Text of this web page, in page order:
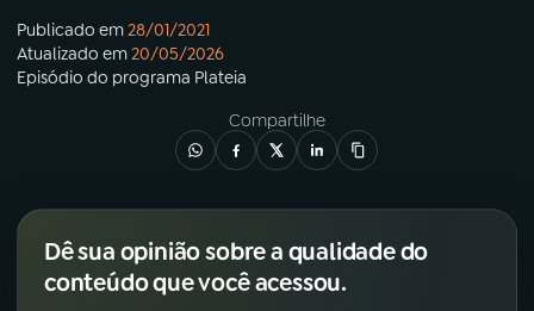
Publicado em28/01/2021
Atualizado em20/05/2026
Episódio do programa Plateia
Compartilhe
Dê sua opinião sobre a qualidade do
conteúdo que você acessou.